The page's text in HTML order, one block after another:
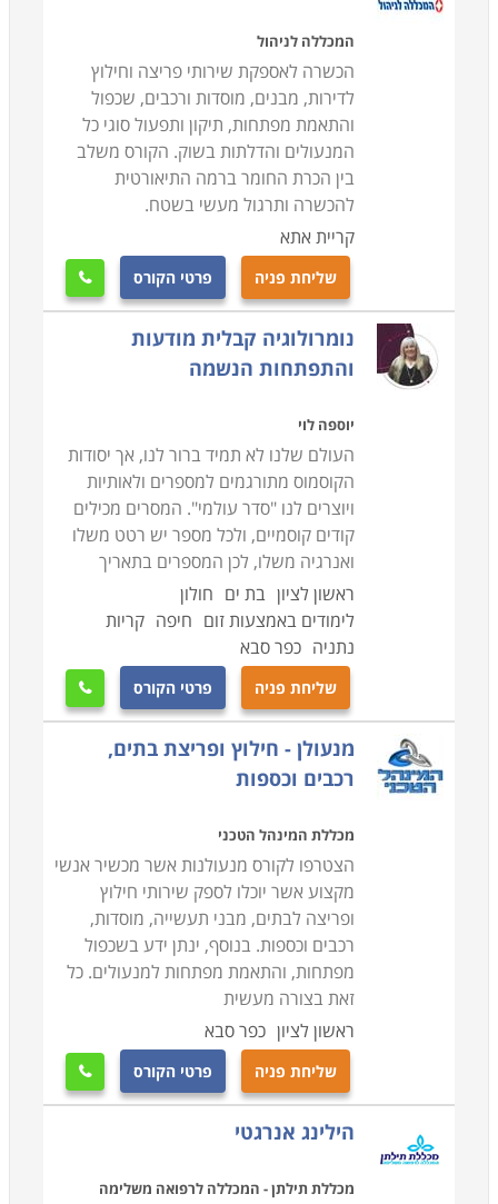
המכללה לניהול
הכשרה לאספקת שירותי פריצה וחילוץ
לדירות, מבנים, מוסדות ורכבים, שכפול
והתאמת מפתחות, תיקון ותפעול סוגי כל
המנעולים והדלתות בשוק. הקורס משלב
בין הכרת החומר ברמה התיאורטית
להכשרה ותרגול מעשי בשטח.
קריית אתא
שליחת פניה פרטי הקורס 
נומרולוגיה קבלית מודעות
והתפתחות הנשמה
יוספה לוי
העולם שלנו לא תמיד ברור לנו, אך יסודות
הקוסמוס מתורגמים למספרים ולאותיות
ויוצרים לנו "סדר עולמי". המסרים מכילים
קודים קוסמיים, ולכל מספר יש רטט משלו
ואנרגיה משלו, לכן המספרים בתאריך
ראשון לציון בת ים חולון
לימודים באמצעות זום חיפה קריות
נתניה כפר סבא
שליחת פניה פרטי הקורס 
מנעולן - חילוץ ופריצת בתים,
רכבים וכספות
מכללת המינהל הטכני
הצטרפו לקורס מנעולנות אשר מכשיר אנשי
מקצוע אשר יוכלו לספק שירותי חילוץ
ופריצה לבתים, מבני תעשייה, מוסדות,
רכבים וכספות. בנוסף, ינתן ידע בשכפול
מפתחות, והתאמת מפתחות למנעולים. כל
זאת בצורה מעשית
ראשון לציון כפר סבא
שליחת פניה פרטי הקורס 
הילינג אנרגטי
מכללת תילתן - המכללה לרפואה משלימה